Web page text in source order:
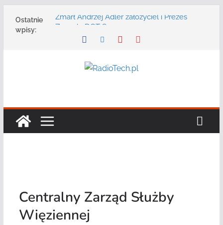
Ostatnie
wpisy:
Zmarł Andrzej Adler założyciel i Prezes
Radmor – największy polski producent
konferencję: „Bezpieczeństwo,
bezpieczeństwa publicznego usługę
Centralny Zarząd Służby
Więziennej